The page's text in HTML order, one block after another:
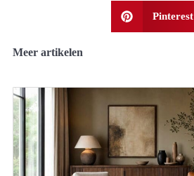
Pinterest
Meer artikelen